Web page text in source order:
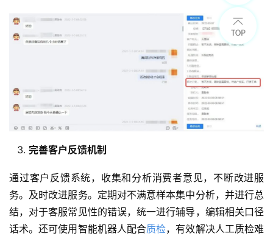
完善客户反馈机制
通过客户反馈系统，收集和分析消费者意见，不断改进服
务。及时改进服务。定期对不满意样本集中分析，并进行总
结，对于客服常见性的错误，统一进行辅导，编辑相关口径
话术。还可使用智能机器人配合质检，有效解决人工质检难